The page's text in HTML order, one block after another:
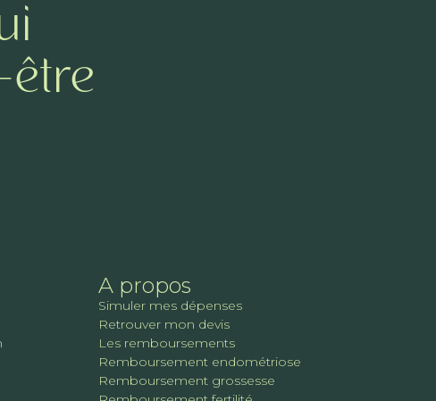
A propos
Simuler mes dépenses
Retrouver mon devis
Les remboursements
Remboursement endométriose
Remboursement grossesse